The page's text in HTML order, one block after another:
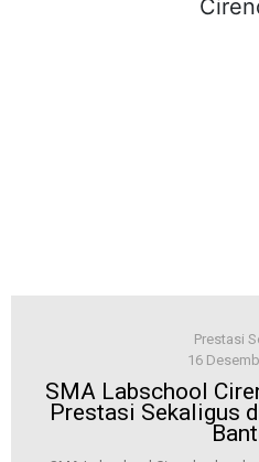
Prestasi
16
SMA Labschool
Prestasi Sekaligus